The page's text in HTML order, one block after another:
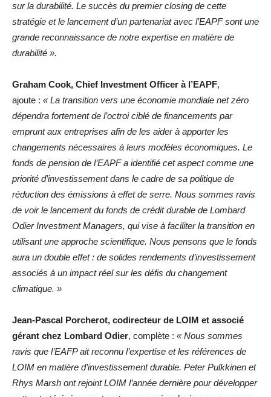
sur la durabilité. Le succès du premier closing de cette
stratégie et le lancement d’un partenariat avec l’EAPF sont une
grande reconnaissance de notre expertise en matière de
durabilité ».
Graham Cook, Chief Investment Officer à l’EAPF,
ajoute : « La transition vers une économie mondiale net zéro
dépendra fortement de l’octroi ciblé de financements par
emprunt aux entreprises afin de les aider à apporter les
changements nécessaires à leurs modèles économiques. Le
fonds de pension de l’EAPF a identifié cet aspect comme une
priorité d’investissement dans le cadre de sa politique de
réduction des émissions à effet de serre. Nous sommes ravis
de voir le lancement du fonds de crédit durable de Lombard
Odier Investment Managers, qui vise à faciliter la transition en
utilisant une approche scientifique. Nous pensons que le fonds
aura un double effet : de solides rendements d’investissement
associés à un impact réel sur les défis du changement
climatique. »
Jean-Pascal Porcherot, codirecteur de LOIM et associé
gérant chez Lombard Odier, complète : « Nous sommes
ravis que l’EAFP ait reconnu l’expertise et les références de
LOIM en matière d’investissement durable. Peter Pulkkinen et
Rhys Marsh ont rejoint LOIM l’année dernière pour développer